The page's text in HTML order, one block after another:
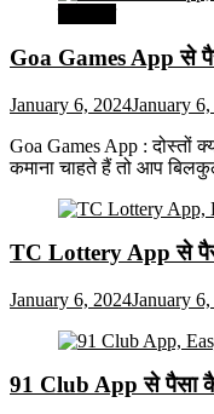
Goa Games App से
January 6, 2024January
Goa Games App : दोस्तों
कमाना चाहते हैं तो आप
TC Lottery App से
January 6, 2024January
91 Club App से पैसा